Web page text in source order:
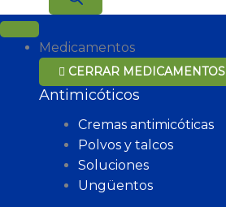
Medicamentos
CERRAR MEDICAMENTOS
Antimicóticos
Cremas antimicóticas
Polvos y talcos
Soluciones
Ungüentos